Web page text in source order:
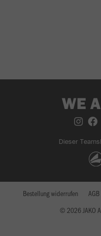
WE
Dieser
© 2026 JAKO
Bestellung widerrufen AGB